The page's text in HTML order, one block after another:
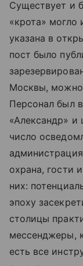
Существует и
«крота» могло
указана в
пост было
Москвы,
Персонал был
«Александр» и
число
охрана, гости
них:
эпоху
столицы
мессенджеры,
есть все